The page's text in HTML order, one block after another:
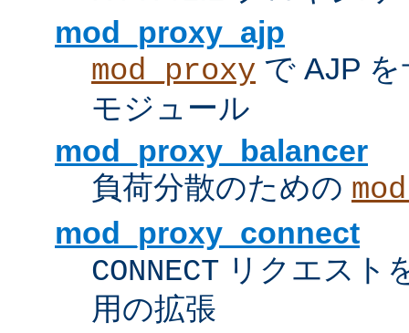
mod_proxy_ajp
mod_proxy で AJP
モジュール
mod_proxy_balancer
負荷分散のための
mod_proxy_connect
CONNECT リクエスト
用の拡張